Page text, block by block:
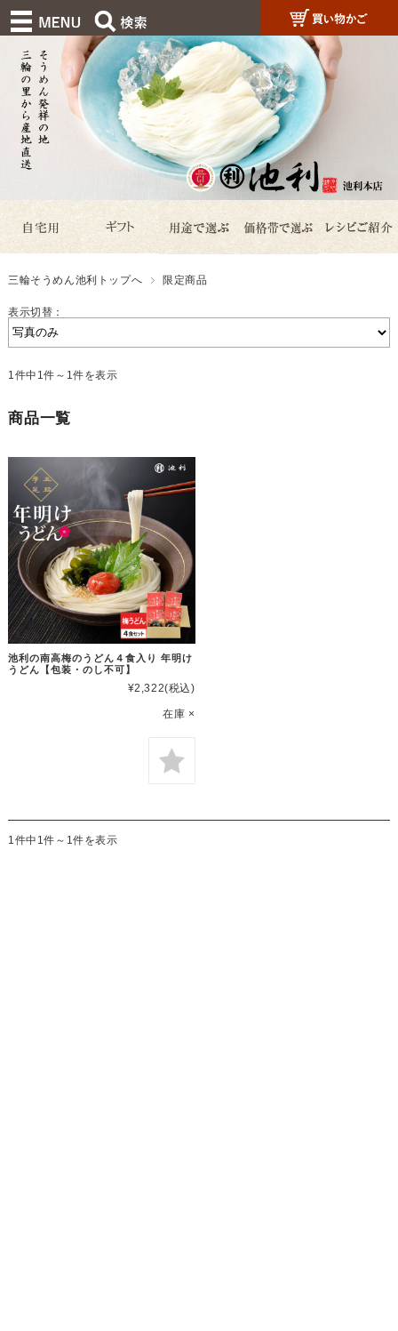
三輪そうめん池利トップへ 限定商品
表示切替：
1件中1件～1件を表示
商品一覧
池利の南高梅のうどん４食入り 年明け
うどん【包装・のし不可】
¥2,322(税込)
在庫 ×
1件中1件～1件を表示